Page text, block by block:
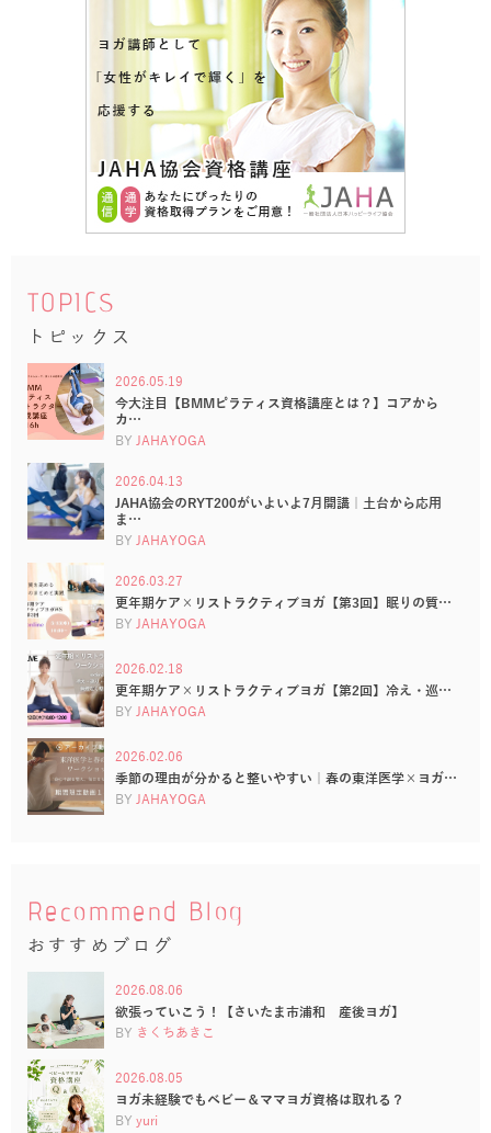
TOPICS
トピックス
2026.05.19
今大注目【BMMピラティス資格講座とは？】コアから
カ…
BY JAHAYOGA
2026.04.13
JAHA協会のRYT200がいよいよ7月開講｜土台から応用
ま…
BY JAHAYOGA
2026.03.27
更年期ケア×リストラクティブヨガ【第3回】眠りの質…
BY JAHAYOGA
2026.02.18
更年期ケア×リストラクティブヨガ【第2回】冷え・巡…
BY JAHAYOGA
2026.02.06
季節の理由が分かると整いやすい｜春の東洋医学×ヨガ…
BY JAHAYOGA
Recommend Blog
おすすめブログ
2026.08.06
欲張っていこう！【さいたま市浦和 産後ヨガ】
BY きくちあきこ
2026.08.05
ヨガ未経験でもベビー＆ママヨガ資格は取れる？
BY yuri